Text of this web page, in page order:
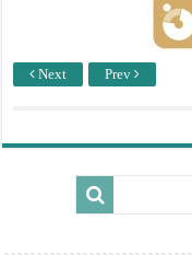
Next Prev